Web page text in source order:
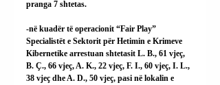
pranga 7 shtetas.
-në kuadër të operacionit “Fair Play”
Specialistët e Sektorit për Hetimin e Krimeve
Kibernetike arrestuan shtetasit L. B., 61 vjeç,
B. Ç., 66 vjeç, A. K., 22 vjeç, F. I., 60 vjeç, I. L.,
38 vjeç dhe A. D., 50 vjeç, pasi në lokalin e